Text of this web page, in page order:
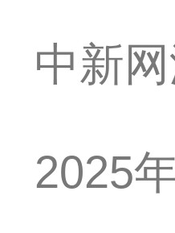
中新
2025